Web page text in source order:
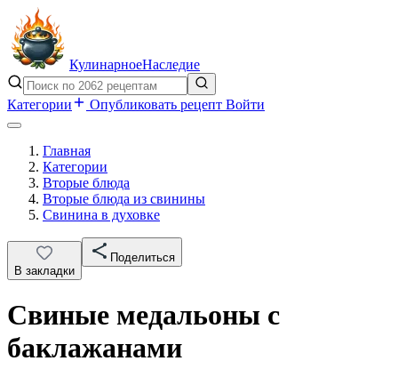
КулинарноеНаследие
Категории Опубликовать рецепт Войти
Главная
Категории
Вторые блюда
Вторые блюда из свинины
Свинина в духовке
В закладки
Поделиться
Свиные медальоны с
баклажанами